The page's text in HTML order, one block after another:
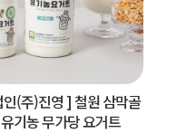
(주)진영 ] 철원 삼막골
기농 무가당 요거트